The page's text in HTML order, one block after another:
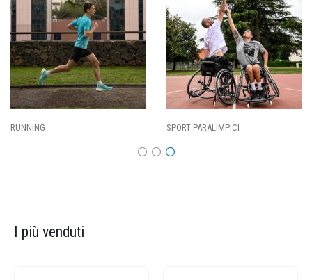
SPORT PARALIMPICI CALCIO
I più venduti